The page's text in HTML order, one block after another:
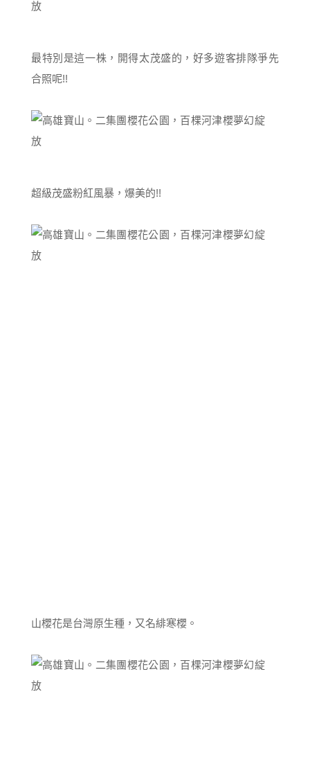
最特別是這一株，開得太茂盛的，好多遊客排隊爭先
合照呢!!
超級茂盛粉紅風暴，爆美的!!
山櫻花是台灣原生種，又名緋寒櫻。